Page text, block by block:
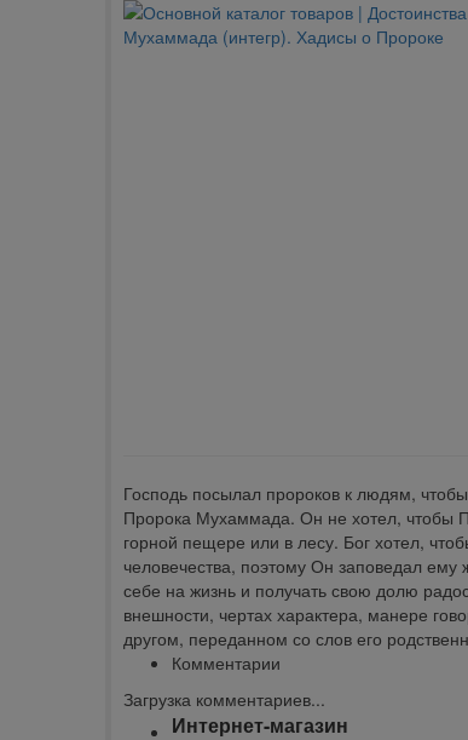
Господь посылал пророков к людям,
Пророка Мухаммада. Он не хотел, чтобы
горной пещере или в лесу. Бог хотел,
человечества, поэтому Он заповедал
себе на жизнь и получать свою долю
внешности, чертах характера, манере
другом, переданном со слов его
Комментарии
Загрузка комментариев...
Интернет-магазин